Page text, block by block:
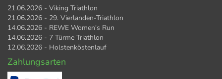
21.06.2026 - Viking Triathlon
21.06.2026 - 29. Vierlanden-Triathlon
14.06.2026 - REWE Women's Run
14.06.2026 - 7 Türme Triathlon
12.06.2026 - Holstenköstenlauf
Zahlungsarten